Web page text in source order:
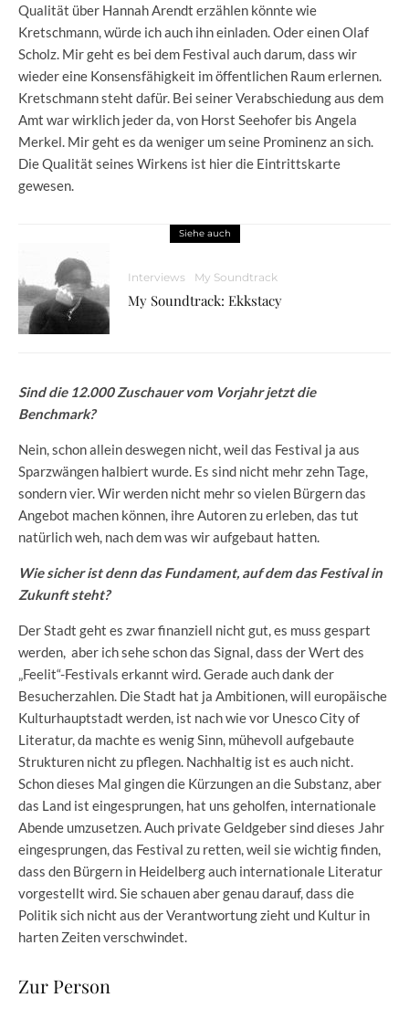
Qualität über Hannah Arendt erzählen könnte wie
Kretschmann, würde ich auch ihn einladen. Oder einen Olaf
Scholz. Mir geht es bei dem Festival auch darum, dass wir
wieder eine Konsensfähigkeit im öffentlichen Raum erlernen.
Kretschmann steht dafür. Bei seiner Verabschiedung aus dem
Amt war wirklich jeder da, von Horst Seehofer bis Angela
Merkel. Mir geht es da weniger um seine Prominenz an sich.
Die Qualität seines Wirkens ist hier die Eintrittskarte
gewesen.
Siehe auch
Interviews My Soundtrack
My Soundtrack: Ekkstacy
Sind die 12.000 Zuschauer vom Vorjahr jetzt die
Benchmark?
Nein, schon allein deswegen nicht, weil das Festival ja aus
Sparzwängen halbiert wurde. Es sind nicht mehr zehn Tage,
sondern vier. Wir werden nicht mehr so vielen Bürgern das
Angebot machen können, ihre Autoren zu erleben, das tut
natürlich weh, nach dem was wir aufgebaut hatten.
Wie sicher ist denn das Fundament, auf dem das Festival in
Zukunft steht?
Der Stadt geht es zwar finanziell nicht gut, es muss gespart
werden, aber ich sehe schon das Signal, dass der Wert des
„Feelit“-Festivals erkannt wird. Gerade auch dank der
Besucherzahlen. Die Stadt hat ja Ambitionen, will europäische
Kulturhauptstadt werden, ist nach wie vor Unesco City of
Literatur, da machte es wenig Sinn, mühevoll aufgebaute
Strukturen nicht zu pflegen. Nachhaltig ist es auch nicht.
Schon dieses Mal gingen die Kürzungen an die Substanz, aber
das Land ist eingesprungen, hat uns geholfen, internationale
Abende umzusetzen. Auch private Geldgeber sind dieses Jahr
eingesprungen, das Festival zu retten, weil sie wichtig finden,
dass den Bürgern in Heidelberg auch internationale Literatur
vorgestellt wird. Sie schauen aber genau darauf, dass die
Politik sich nicht aus der Verantwortung zieht und Kultur in
harten Zeiten verschwindet.
Zur Person